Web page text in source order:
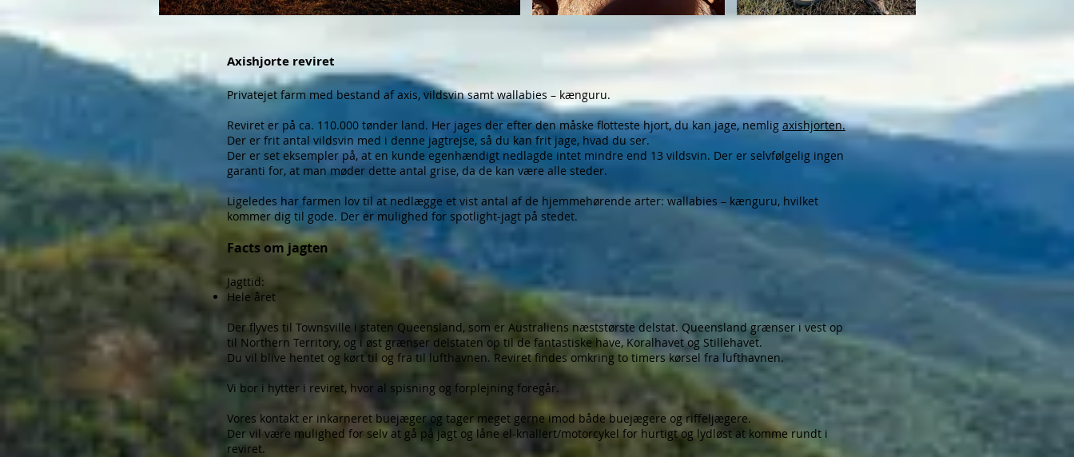
Axishjorte reviret
Privatejet farm med bestand af axis, vildsvin samt wallabies – kænguru.
Reviret er på ca. 110.000 tønder land. Her jages der efter den måske flotteste hjort, du kan jage, nemlig axishjorten.
Der er frit antal vildsvin med i denne jagtrejse, så du kan frit jage, hvad du ser.
Der er set eksempler på, at en kunde egenhændigt nedlagde intet mindre end 13 vildsvin. Der er selvfølgelig ingen
garanti for, at man møder dette antal grise, da de kan være alle steder.
Ligeledes har farmen lov til at nedlægge et vist antal af de hjemmehørende arter: wallabies – kænguru, hvilket
kommer dig til gode. Der er mulighed for spotlight-jagt på stedet.
Facts om jagten
Jagttid:
Hele året
Der flyves til Townsville i staten Queensland, som er Australiens næststørste delstat. Queensland grænser i vest op
til Northern Territory, og i øst grænser delstaten op til de fantastiske have, Koralhavet og Stillehavet.
Du vil blive hentet og kørt til og fra til lufthavnen. Reviret findes omkring to timers kørsel fra lufthavnen.
Vi bor i hytter i reviret, hvor al spisning og forplejning foregår.
Vores kontakt er inkarneret buejæger og tager meget gerne imod både buejægere og riffeljægere.
Der vil være mulighed for selv at gå på jagt og låne el-knallert/motorcykel for hurtigt og lydløst at komme rundt i
reviret.